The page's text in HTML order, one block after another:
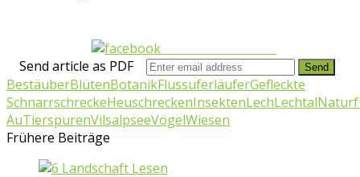
Send article as PDF
BestäuberBlütenBotanikFlussuferläuferGefleckte
SchnarrschreckeHeuschreckenInsektenLechLechtal
AuTierspurenVilsalpseeVögelWiesen
Frühere Beiträge